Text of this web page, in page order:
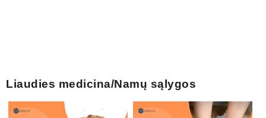
Liaudies medicina/Namų sąlygos